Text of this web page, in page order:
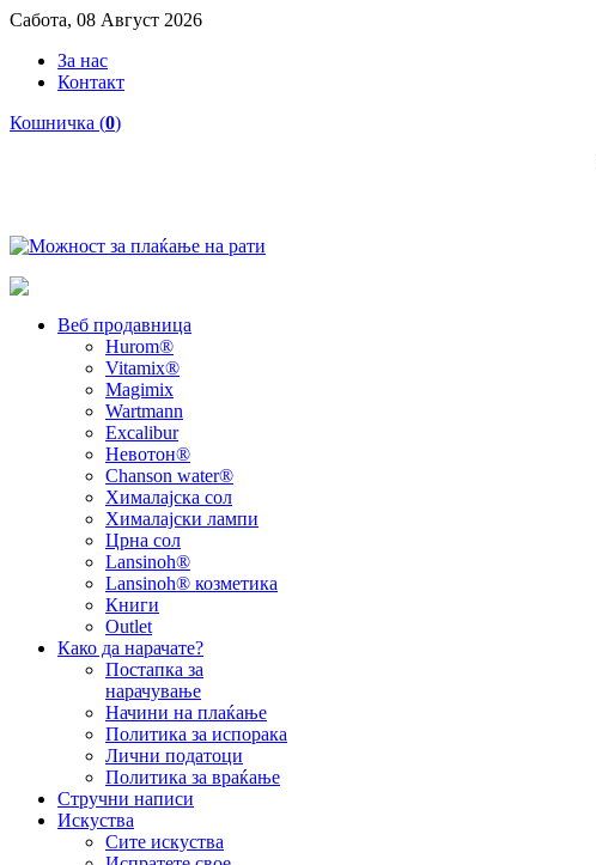
Сабота, 08 Август 2026
За нас
Контакт
Кошничка (0)
Веб продавница
Hurom®
Vitamix®
Magimix
Wartmann
Excalibur
Невотон®
Chanson water®
Хималајска сол
Хималајски лампи
Црна сол
Lansinoh®
Lansinoh® козметика
Книги
Outlet
Како да нарачате?
Постапка за
нарачување
Начини на плаќање
Политика за испорака
Лични податоци
Политика за враќање
Стручни написи
Искуства
Сите искуства